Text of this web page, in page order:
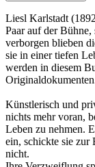
Liesl Karlstadt
Paar auf der
verborgen blieben
sie in einer tiefen
werden in diesem
Künstlerisch und
nichts mehr voran,
Leben zu nehmen.
ein, schickte sie zur
nicht.